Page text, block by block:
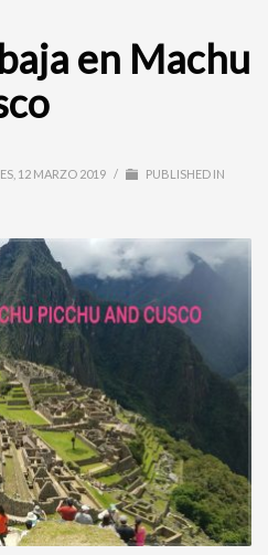
en Machu
12 MARZO 2019 /
PUBLISHED IN